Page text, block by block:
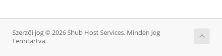
Szerzői jog © 2026 Shub Host Services. Minden Jog
Fenntartva.